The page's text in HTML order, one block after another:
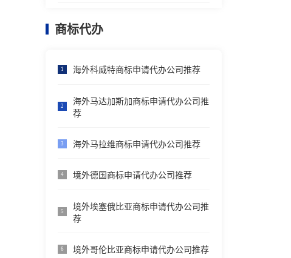
商标代办
1 海外科威特商标申请代办公司推荐
2
海外马达加斯加商标申请代办公司推
荐
3 海外马拉维商标申请代办公司推荐
4 境外德国商标申请代办公司推荐
5
境外埃塞俄比亚商标申请代办公司推
荐
6 境外哥伦比亚商标申请代办公司推荐